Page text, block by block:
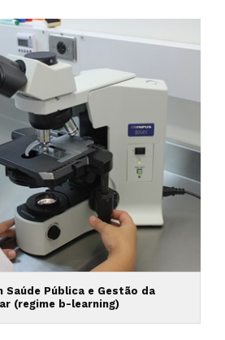
Saúde Pública e Gestão da
(regime b-learning)